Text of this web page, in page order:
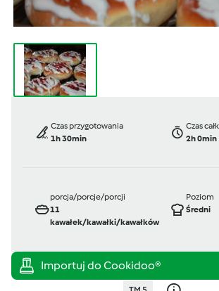
Czas przygotowania
1h 30min
Czas
2h 0min
porcja/porcje/porcji
11
kawałek/kawałki/kawałków
Poziom
Średni